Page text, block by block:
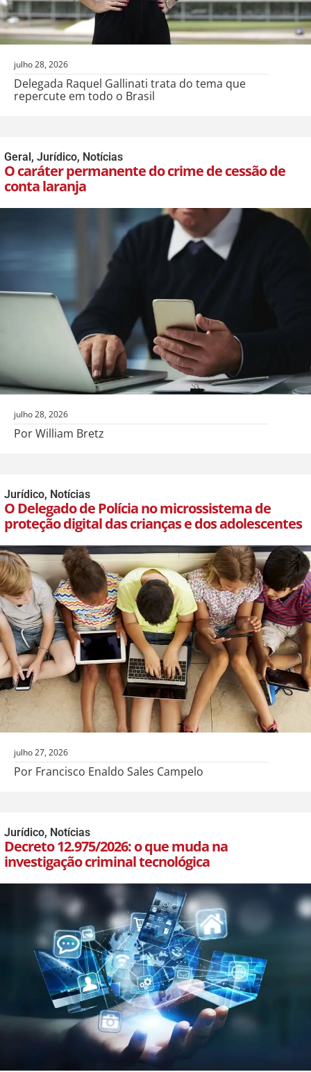
julho 28, 2026
Delegada Raquel Gallinati trata do tema que
repercute em todo o Brasil
Geral, Jurídico, Notícias
O caráter permanente do crime de cessão de
conta laranja
julho 28, 2026
Por William Bretz
Jurídico, Notícias
O Delegado de Polícia no microssistema de
proteção digital das crianças e dos adolescentes
julho 27, 2026
Por Francisco Enaldo Sales Campelo
Jurídico, Notícias
Decreto 12.975/2026: o que muda na
investigação criminal tecnológica